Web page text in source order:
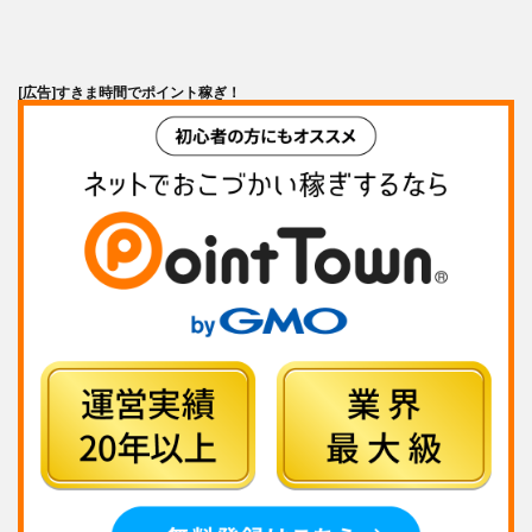
[広告]すきま時間でポイント稼ぎ！